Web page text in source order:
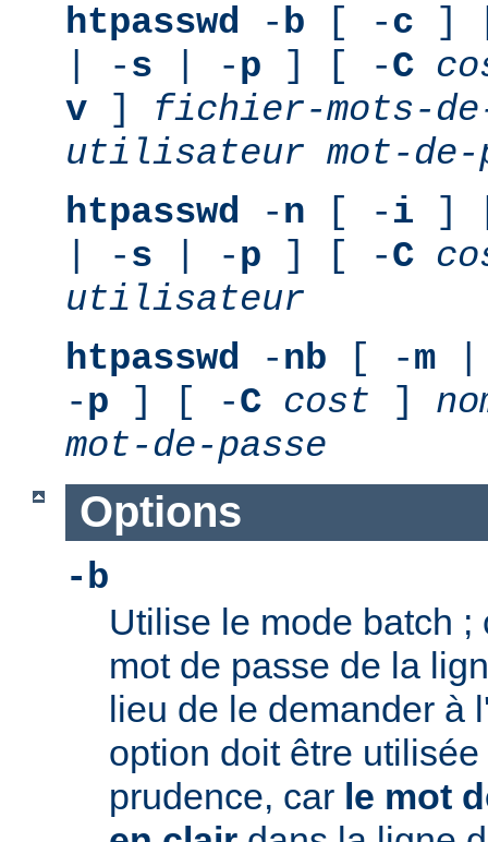
htpasswd -b [ -c ]
| -s | -p ] [ -C
v ] fichier-mots-
utilisateur mot-de-
htpasswd -n [ -i ]
| -s | -p ] [ -C
utilisateur
htpasswd -nb [ -m
-p ] [ -C cost ]
mot-de-passe
Options
-b
Utilise le mode batch
mot de passe de la
lieu de le demander à
option doit être
prudence, car le mot